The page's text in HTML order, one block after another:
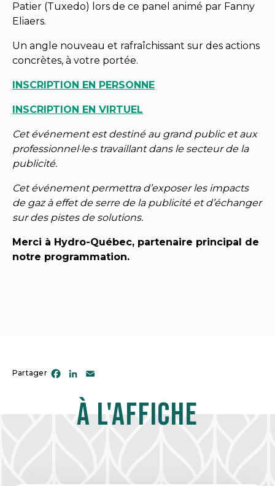
Patier (Tuxedo) lors de ce panel animé par Fanny
Eliaers.
Un angle nouveau et rafraîchissant sur des actions
concrètes, à votre portée.
INSCRIPTION EN PERSONNE
INSCRIPTION EN VIRTUEL
Cet événement est destiné au grand public et aux
professionnel·le·s travaillant dans le secteur de la
publicité.
Cet événement permettra d’exposer les impacts
de gaz à effet de serre de la publicité et d’échanger
sur des pistes de solutions.
Merci à Hydro-Québec, partenaire principal de
notre programmation.
Partager Facebook
LinkedIn
À l'affiche